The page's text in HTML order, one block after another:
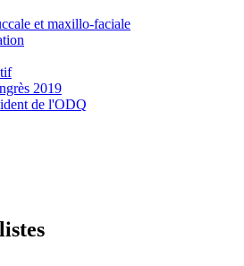
et maxillo-faciale
2019
de l'ODQ